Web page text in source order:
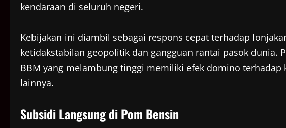
kendaraan di seluruh negeri.
Kebijakan ini diambil sebagai respons cepat terhadap
ketidakstabilan geopolitik dan gangguan rantai pasok dunia.
BBM yang melambung tinggi memiliki efek domino terhadap
lainnya.
Subsidi Langsung di Pom Bensin